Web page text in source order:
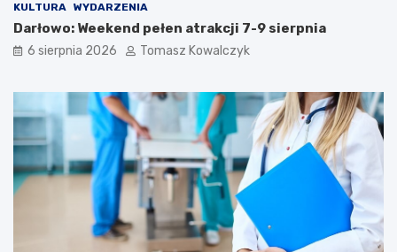
KULTURA WYDARZENIA
Darłowo: Weekend pełen atrakcji 7-9 sierpnia
6 sierpnia 2026 Tomasz Kowalczyk